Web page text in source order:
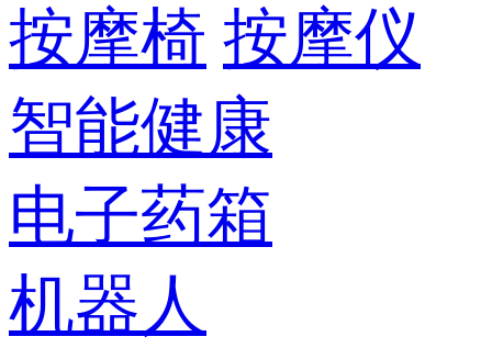
按摩椅 按摩仪
智能健康
电子药箱
机器人